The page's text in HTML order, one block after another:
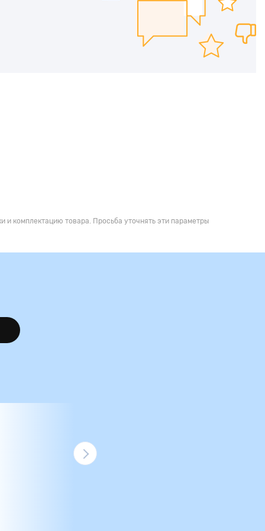
и комплектацию товара. Просьба уточнять эти параметры